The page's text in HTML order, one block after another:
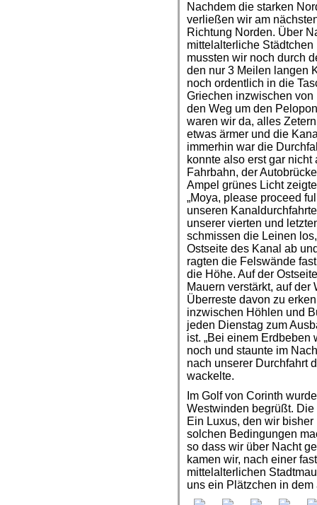
Nachdem die starken
verließen wir am
Richtung Norden. Über
mittelalterliche
mussten wir noch durch
den nur 3 Meilen langen
noch ordentlich in die
Griechen inzwischen
den Weg um den
waren wir da, alles
etwas ärmer und die
immerhin war die
konnte also erst gar
Fahrbahn, der
Ampel grünes Licht
„Moya, please proceed
unseren
unserer vierten und
schmissen die Leinen
Ostseite des Kanal ab
ragten die Felswände
die Höhe. Auf der
Mauern verstärkt, auf
Überreste davon zu
inzwischen Höhlen und
jeden Dienstag zum
ist. „Bei einem Erdbeben
noch und staunte im
nach unserer Durchfahrt
wackelte.
Im Golf von Corinth
Westwinden begrüßt.
Ein Luxus, den wir
solchen Bedingungen
so dass wir über Nacht
kamen wir, nach einer
mittelalterlichen
uns ein Plätzchen in